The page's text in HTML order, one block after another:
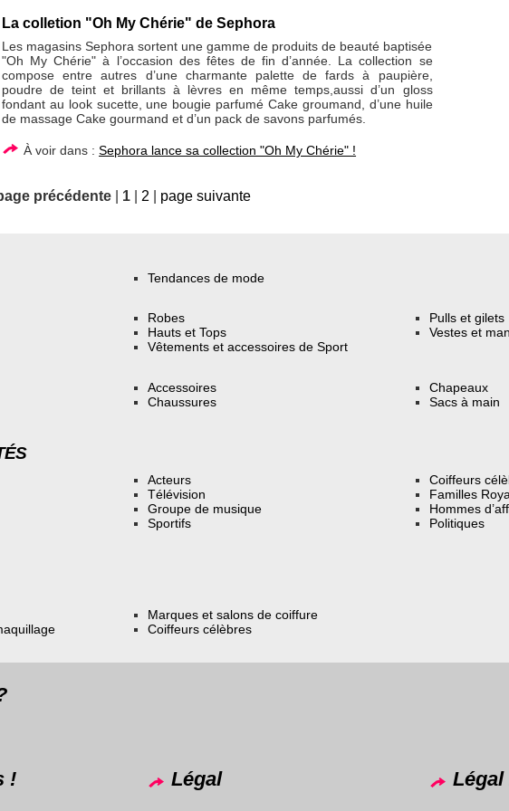
La colletion "Oh My Chérie" de Sephora
Les magasins Sephora sortent une gamme de produits de beauté baptisée
"Oh My Chérie" à l’occasion des fêtes de fin d’année. La collection se
compose entre autres d’une charmante palette de fards à paupière,
poudre de teint et brillants à lèvres en même temps,aussi d’un gloss
fondant au look sucette, une bougie parfumé Cake groumand, d’une huile
de massage Cake gourmand et d’un pack de savons parfumés.
À voir dans :Sephora lance sa collection "Oh My Chérie" !
précédente 1 2 page suivante
Tendances de mode
Robes
Hauts et Tops
Vêtements et accessoires de Sport
Pulls et gilets
Vestes et
Accessoires
Chaussures
Chapeaux
Sacs à main
Acteurs
Télévision
Groupe de musique
Sportifs
Coiffeurs
Familles
Hommes
Politiques
Marques et salons de coiffure
Coiffeurs célèbres
! Légal Légal